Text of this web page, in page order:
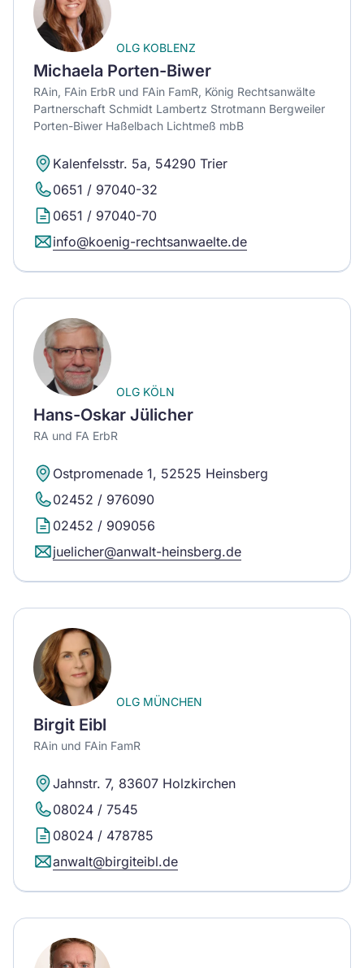
OLG KOBLENZ
Michaela Porten-Biwer
RAin, FAin ErbR und FAin FamR, König Rechtsanwälte
Partnerschaft Schmidt Lambertz Strotmann Bergweiler
Porten-Biwer Haßelbach Lichtmeß mbB
Kalenfelsstr. 5a, 54290 Trier
0651 / 97040-32
0651 / 97040-70
info@koenig-rechtsanwaelte.de
OLG KÖLN
Hans-Oskar Jülicher
RA und FA ErbR
Ostpromenade 1, 52525 Heinsberg
02452 / 976090
02452 / 909056
juelicher@anwalt-heinsberg.de
OLG MÜNCHEN
Birgit Eibl
RAin und FAin FamR
Jahnstr. 7, 83607 Holzkirchen
08024 / 7545
08024 / 478785
anwalt@birgiteibl.de